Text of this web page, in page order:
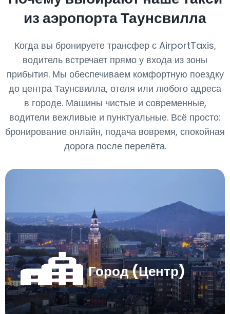
из аэропорта Таунсвилла
Когда вы бронируете трансфер с AirportTaxis,
водитель встречает прямо у входа из зоны
прибытия. Мы обеспечиваем комфортную поездку
до центра Таунсвилла, отеля или любого адреса
в городе. Машины чистые и современные,
водители вежливые и пунктуальные. Всё просто:
бронирование онлайн, подача вовремя, спокойная
дорога после перелёта.
Город (Центр)